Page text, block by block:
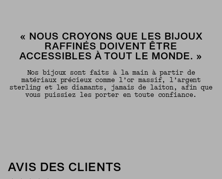
« NOUS CROYONS QUE LES BIJOUX
RAFFINÉS DOIVENT ÊTRE
ACCESSIBLES À TOUT LE MONDE. »
Nos bijoux sont faits à la main à partir de
matériaux précieux comme l’or massif, l’argent
sterling et les diamants, jamais de laiton, afin que
vous puissiez les porter en toute confiance.
AVIS DES CLIENTS